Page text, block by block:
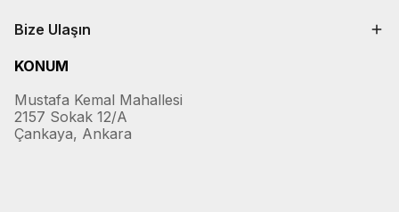
Bize Ulaşın
KONUM
Mustafa Kemal Mahallesi
2157 Sokak 12/A
Çankaya, Ankara